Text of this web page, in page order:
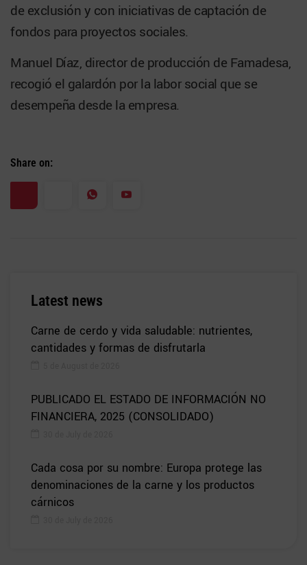
de exclusión y con iniciativas de captación de
fondos para proyectos sociales.
Manuel Díaz, director de producción de Famadesa,
recogió el galardón por la labor social que se
desempeña desde la empresa.
Share on:
Latest news
Carne de cerdo y vida saludable: nutrientes,
cantidades y formas de disfrutarla
PUBLICADO EL ESTADO DE INFORMACIÓN NO
FINANCIERA, 2025 (CONSOLIDADO)
Cada cosa por su nombre: Europa protege las
denominaciones de la carne y los productos
cárnicos